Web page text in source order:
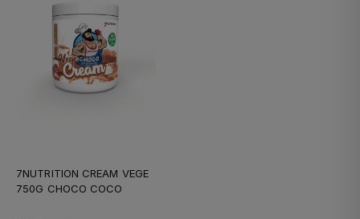
7NUTRITION CREAM VEGE
750G CHOCO COCO